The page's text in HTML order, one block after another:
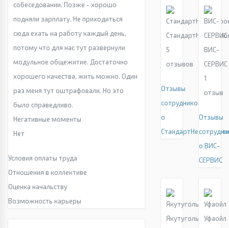
собеседовании. Позже - хорошо
подняли зарплату. Не приходиться
сюда ехать на работу каждый день,
потому что для нас тут развернули
модульное общежитие. Достаточно
хорошего качества, жить можно. Один
раз меня тут оштрафовали. Но это
было справедливо.
Негативные моменты
Нет
Условия оплаты труда
Отношения в коллективе
Оценка начальству
Возможность карьеры
5
отзывов
Отзывы
сотрудников
о
ВИС-
СЕРВИС
1
отзыв
Отзывы
о ВИС-
СЕРВИС
Якутуголь
Уфаойл